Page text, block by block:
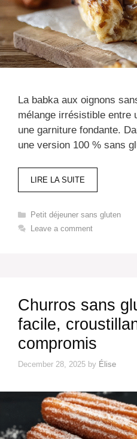
La babka aux oignons
mélange irrésistible entre
une garniture fondante.
une version 100 % sans
LIRE LA SUITE
Categories
Petit déjeuner sans gluten​
Leave a comment
Churros sans
facile,
compromis
December 28, 2025 by Élise